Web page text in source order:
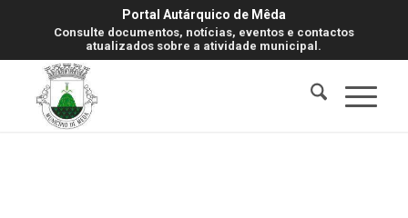
Portal Autárquico de Mêda
Consulte documentos, notícias, eventos e contactos
atualizados sobre a atividade municipal.